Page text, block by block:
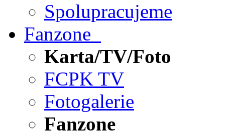
Spolupracujeme
Fanzone
Karta/TV/Foto
FCPK TV
Fotogalerie
Fanzone